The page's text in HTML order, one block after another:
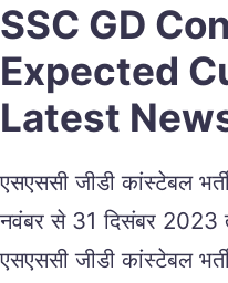
SSC GD
Expected
Latest
एसएससी जीडी कांस्टेबल
नवंबर से 31 दिसंबर 2023
एसएससी जीडी कांस्टेबल